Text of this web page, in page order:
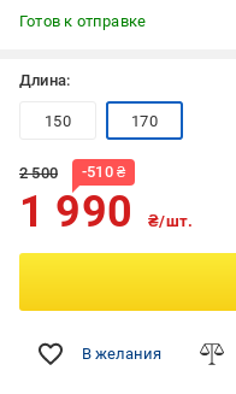
Готов к отправке
Длина:
150 170
2 500 -510₴
1 990 ₴/шт.
В желания